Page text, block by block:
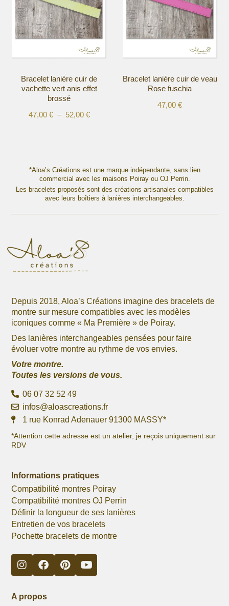
Les
options
peuvent
être
sur
page
Les
options
peuvent
être
sur
page
Bracelet lanière cuir de
vachette vert anis effet
brossé
47,00 € – 52,00 €Plage
52,00 €
variations.
options
page
Bracelet lanière cuir de veau
Rose fuschia
47,00€
variations.
Les
options
peuvent
*Aloa’s Créations est une marque indépendante, sans lien
commercial avec les maisons Poiray ou OJ Perrin.
Les bracelets proposés sont des créations artisanales compatibles
avec leurs boîtiers à lanières interchangeables.
Depuis 2018, Aloa’s Créations imagine des bracelets de
montre sur mesure compatibles avec les modèles
iconiques comme « Ma Première » de Poiray.
Des lanières interchangeables pensées pour faire
évoluer votre montre au rythme de vos envies.
Votre montre.
Toutes les versions de vous.
06 07 32 52 49
infos@aloascreations.fr
1 rue Konrad Adenauer 91300 MASSY*
*Attention cette adresse est un atelier, je reçois uniquement sur
RDV
Informations pratiques
Compatibilité montres Poiray
Compatibilité montres OJ Perrin
Définir la longueur de ses lanières
Entretien de vos bracelets
Pochette bracelets de montre
A propos